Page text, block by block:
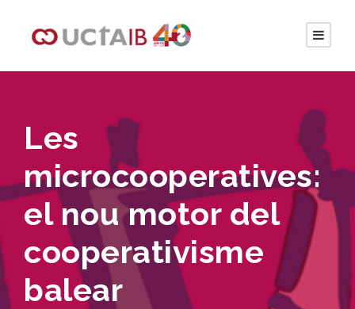
Les
microcooperatives:
el nou motor del
cooperativisme
balear